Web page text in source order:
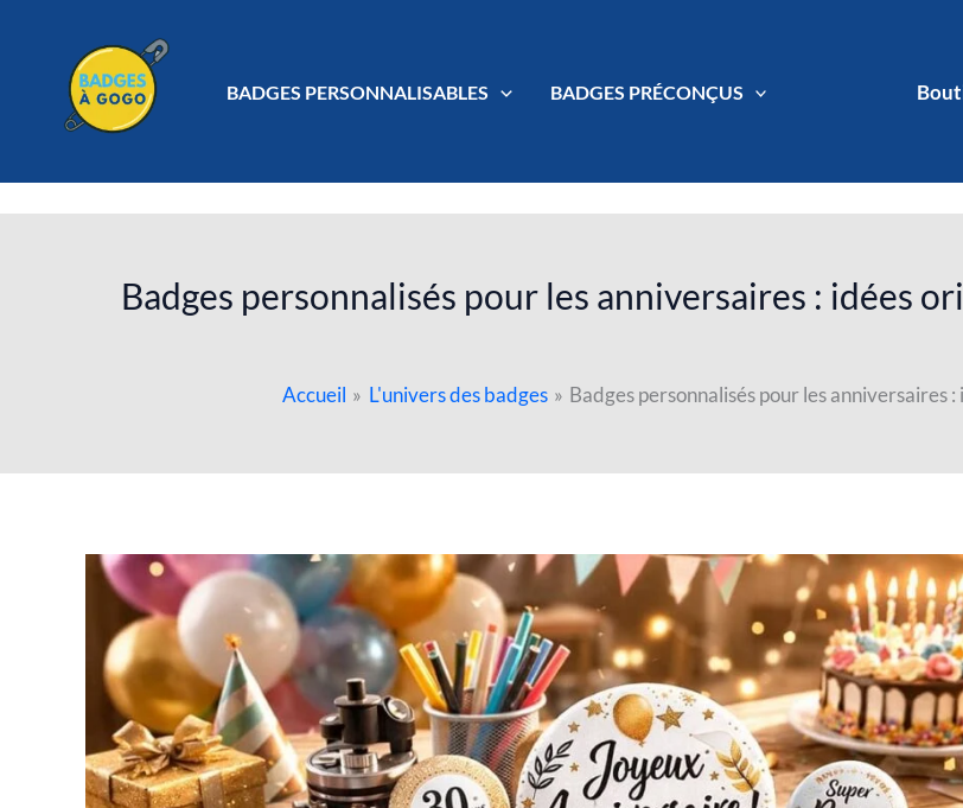
contenu
BADGES PERSONNALISABLES BADGES PRÉCONÇUS
Badges personnalisés pour les anniversaires : idées
Accueil L'univers des badges Badges personnalisés pour les anniversaires